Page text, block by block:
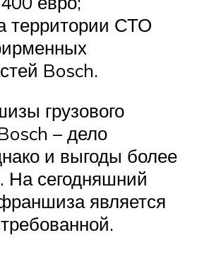
территории СТО
Bosch.
грузового
– дело
и выгоды более
На сегодняшний
является